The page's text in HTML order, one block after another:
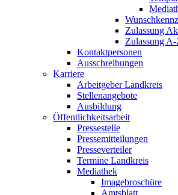
Zulassung
Zulassung A-
Kontaktpersonen
Ausschreibungen
Karriere
Arbeitgeber Landkreis
Stellenangebote
Ausbildung
Öffentlichkeitsarbeit
Pressestelle
Pressemitteilungen
Presseverteiler
Termine Landkreis
Mediathek
Imagebroschüre
Amtsblatt